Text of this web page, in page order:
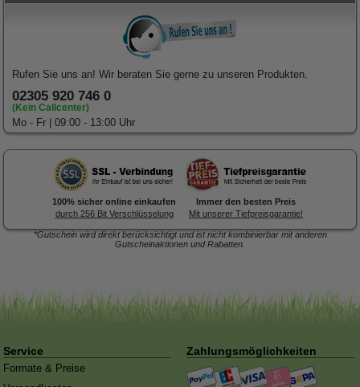
Rufen Sie uns an! Wir beraten Sie gerne zu unseren Produkten.
02305 920 746 0
(Kein Callcenter)
Mo - Fr | 09:00 - 13:00 Uhr
100% sicher online einkaufen
durch 256 Bit Verschlüsselung
Immer den besten Preis
Mit unserer Tiefpreisgarantie!
ein
*Gutschein wird direkt berücksichtigt und ist nicht kombinierbar mit anderen
Gutscheinaktionen und Rabatten.
Service
Formate & Preise
Zahlungsmöglichkeiten